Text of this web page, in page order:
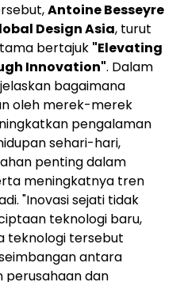
Antoine Besseyre
Design Asia, turut
bertajuk "Elevating
Innovation". Dalam
bagaimana
oleh merek-merek
pengalaman
sehari-hari,
penting dalam
meningkatnya tren
"Inovasi sejati tidak
teknologi baru,
teknologi tersebut
antara
perusahaan dan